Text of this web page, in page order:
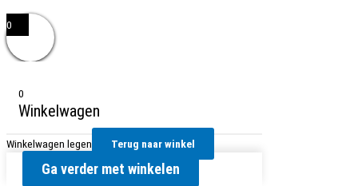
0
0
Winkelwagen
Winkelwagen legen Terug naar winkel
Ga verder met winkelen